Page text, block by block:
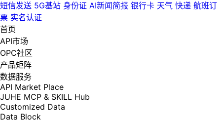
短信发送 5G基站 身份证 AI新闻简报 银行卡 天气 快递 航班订
票 实名认证
首页
API市场
OPC社区
产品矩阵
数据服务
API Market Place
JUHE MCP & SKILL Hub
Customized Data
Data Block